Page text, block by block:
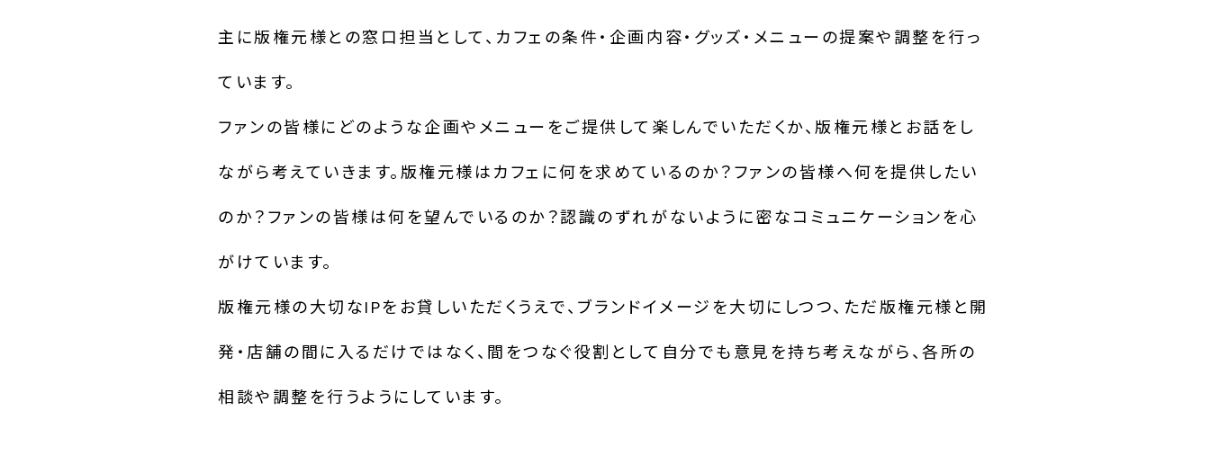
主に版権元様との窓口担当として、カフェの条件・企画内容・グッズ・メニューの提案や調整を行っ
ています。
ファンの皆様にどのような企画やメニューをご提供して楽しんでいただくか、版権元様とお話をし
ながら考えていきます。版権元様はカフェに何を求めているのか？ファンの皆様へ何を提供したい
のか？ファンの皆様は何を望んでいるのか？認識のずれがないように密なコミュニケーションを心
がけています。
版権元様の大切なIPをお貸しいただくうえで、ブランドイメージを大切にしつつ、ただ版権元様と開
発・店舗の間に入るだけではなく、間をつなぐ役割として自分でも意見を持ち考えながら、各所の
相談や調整を行うようにしています。